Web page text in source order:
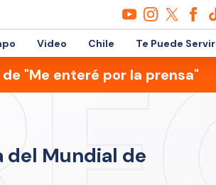
Video Chile Te Puede Servir
"Me enteré por la prensa"
del Mundial de